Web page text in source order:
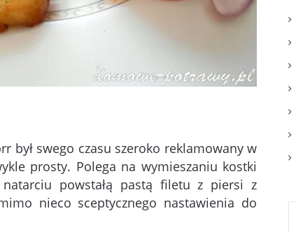
był swego czasu szeroko reklamowany w
prosty. Polega na wymieszaniu kostki
powstałą pastą filetu z piersi z
nieco sceptycznego nastawienia do